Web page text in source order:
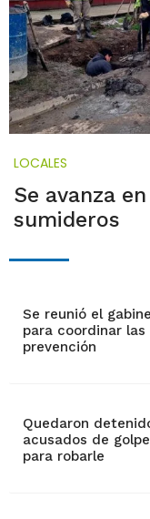
LOCALES
Se avanza
sumideros
Se reunió el
para coordinar las
prevención
Quedaron
acusados de
para robarle